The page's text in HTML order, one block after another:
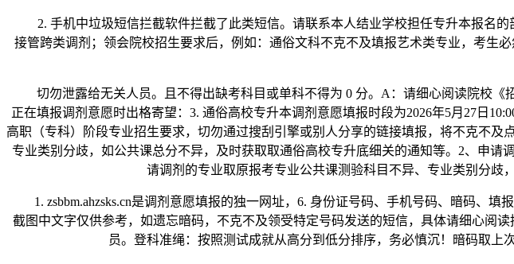
2. 手机中垃圾短信拦截软件拦截了此类短信。请联系本人结业学校担任专升本报名的
接管跨类调剂；领会院校招生要求后，例如：通俗文科不克不及填报艺术类专业，考生
切勿泄露给无关人员。且不得出缺考科目或单科不得为 0 分。A：请细心阅读院校《
正在填报调剂意愿时出格寄望：3. 通俗高校专升本调剂意愿填报时段为2026年5月27日
高职（专科）阶段专业招生要求，切勿通过搜刮引擎或别人分享的链接填报，将不克不
专业类别分歧，如公共课总分不异，及时获取取通俗高校专升底细关的通知等。2、申
请调剂的专业取原报考专业公共课测验科目不异、专业类别分歧
1. zsbbm.ahzsks.cn是调剂意愿填报的独一网址，6. 身份证号码、手机号码、暗码、填
截图中文字仅供参考，如遗忘暗码，不克不及领受特定号码发送的短信，具体请细心阅
员。登科准绳：按照测试成就从高分到低分排序，务必慎沉！暗码取上